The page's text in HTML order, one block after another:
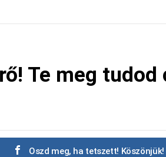
Te meg tudod
Oszd meg, ha tetszett! Köszönjük!